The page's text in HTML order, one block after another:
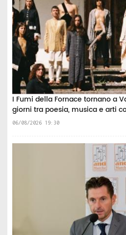
I Fumi della Fornace tornano a
giorni tra poesia, musica e arti
06/08/2026 19:30